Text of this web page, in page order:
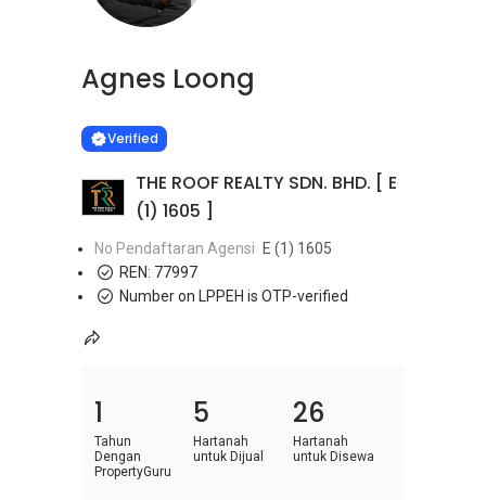
Agnes Loong
VERIFIED
Verified
THE ROOF REALTY SDN. BHD. [ E
(1) 1605 ]
No Pendaftaran Agensi
E (1) 1605
REN: 77997
Number on LPPEH is OTP-verified
1
Tahun
Dengan
PropertyGuru
5
Hartanah
untuk Dijual
26
Hartanah
untuk Disewa
Learn more